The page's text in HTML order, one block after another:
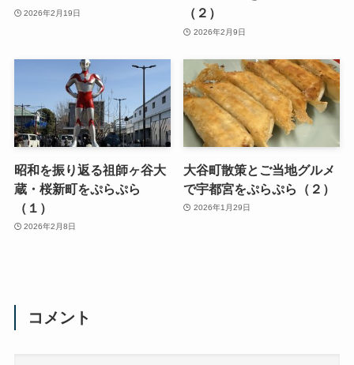
2026年2月19日
（２）
2026年2月9日
昭和を振り返る祖師ヶ谷大
蔵・桜新町をぷらぷら
（１）
2026年2月8日
大谷町散策とご当地グルメ
で宇都宮をぷらぷら（２）
2026年1月29日
コメント